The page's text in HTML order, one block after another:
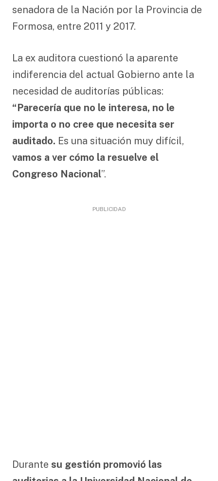
senadora de la Nación por la Provincia de
Formosa, entre 2011 y 2017.
La ex auditora cuestionó la aparente
indiferencia del actual Gobierno ante la
necesidad de auditorías públicas:
“Parecería que no le interesa, no le
importa o no cree que necesita ser
auditado. Es una situación muy difícil,
vamos a ver cómo la resuelve el
Congreso Nacional”.
PUBLICIDAD
Durante su gestión promovió las